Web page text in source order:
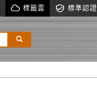
標籤雲 標準認證